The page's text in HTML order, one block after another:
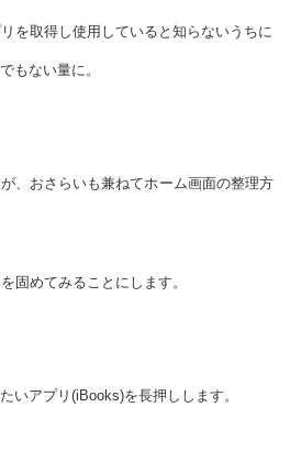
を取得し使用していると知らないうちに
もない量に。
、おさらいも兼ねてホーム画面の整理方
固めてみることにします。
いアプリ(iBooks)を長押しします。